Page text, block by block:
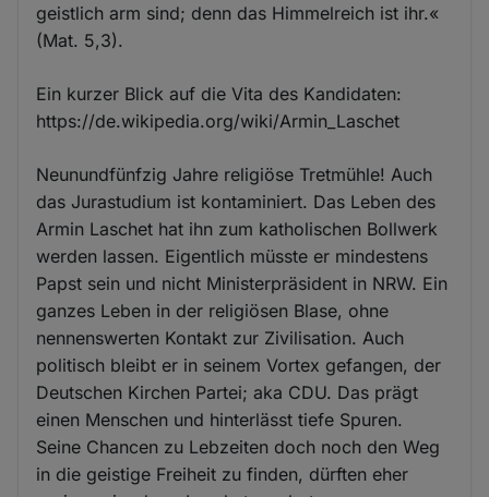
geistlich arm sind; denn das Himmelreich ist ihr.«
(Mat. 5,3).
Ein kurzer Blick auf die Vita des Kandidaten:
https://de.wikipedia.org/wiki/Armin_Laschet
Neunundfünfzig Jahre religiöse Tretmühle! Auch
das Jurastudium ist kontaminiert. Das Leben des
Armin Laschet hat ihn zum katholischen Bollwerk
werden lassen. Eigentlich müsste er mindestens
Papst sein und nicht Ministerpräsident in NRW. Ein
ganzes Leben in der religiösen Blase, ohne
nennenswerten Kontakt zur Zivilisation. Auch
politisch bleibt er in seinem Vortex gefangen, der
Deutschen Kirchen Partei; aka CDU. Das prägt
einen Menschen und hinterlässt tiefe Spuren.
Seine Chancen zu Lebzeiten doch noch den Weg
in die geistige Freiheit zu finden, dürften eher